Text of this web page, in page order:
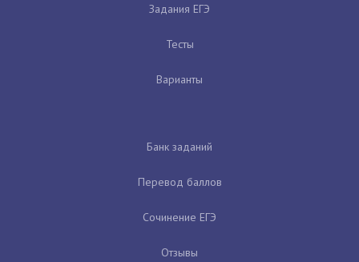
Задания ЕГЭ
Тесты
Варианты
Банк заданий
Перевод баллов
Сочинение ЕГЭ
Отзывы